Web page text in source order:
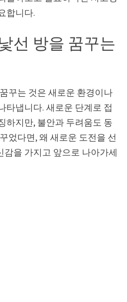
합니다.
선 방을 꿈꾸는
꾸는 것은 새로운 환경이나
타냅니다. 새로운 단계로 접
하지만, 불안과 두려움도 동
었다면, 왜 새로운 도전을 선
감을 가지고 앞으로 나아가세